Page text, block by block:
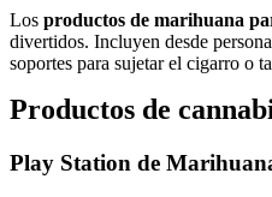
Los productos de marihuana
divertidos. Incluyen desde
soportes para sujetar el cigarro o
Productos de
Play Station de